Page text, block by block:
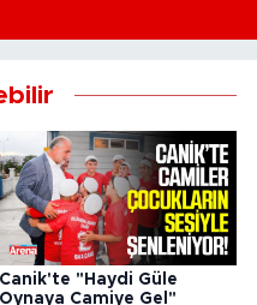
Canik'te "Haydi Güle
Oynaya Camiye Gel"